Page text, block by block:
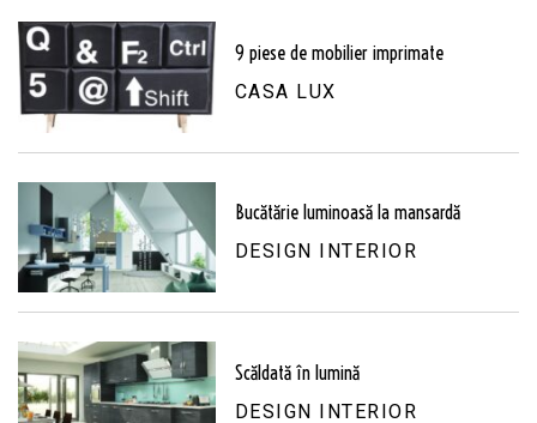
9 piese de mobilier imprimate
CASA LUX
Bucătărie luminoasă la mansardă
DESIGN INTERIOR
Scăldată în lumină
DESIGN INTERIOR